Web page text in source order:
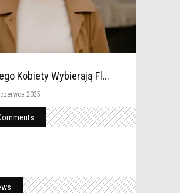
Kobiety Wybierają Fl...
2025